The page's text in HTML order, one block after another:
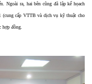
Ngoài ra, hai bên cũng đã lập kế họach
(cung cấp VTTB và dịch vụ kỹ thuật cho
đồng.